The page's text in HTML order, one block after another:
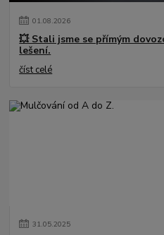
01.08.2026
💥 Stali jsme se přímým
lešení.
číst celé
31.05.2025